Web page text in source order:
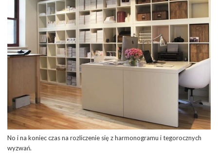
No i na koniec czas na rozliczenie się z harmonogramu i tegorocznych
wyzwań.